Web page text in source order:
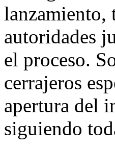
lanzamiento,
autoridades
el proceso.
cerrajeros
apertura del
siguiendo